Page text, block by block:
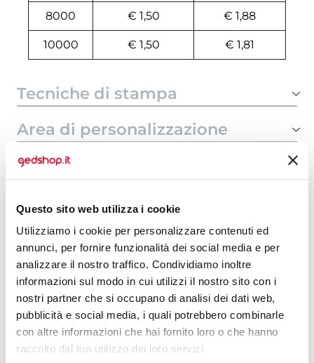
Questo sito web utilizza i cookie
Utilizziamo i cookie per personalizzare contenuti ed
annunci, per fornire funzionalità dei social media e per
analizzare il nostro traffico. Condividiamo inoltre
informazioni sul modo in cui utilizzi il nostro sito con i
nostri partner che si occupano di analisi dei dati web,
pubblicità e social media, i quali potrebbero combinarle
con altre informazioni che hai fornito loro o che hanno
raccolto dal tuo utilizzo dei loro servizi.
8000 € 1,50 € 1,88
10000 € 1,50 € 1,81
Tecniche di stampa
Area di personalizzazione
Domande e risposte
Prodotti alternativi